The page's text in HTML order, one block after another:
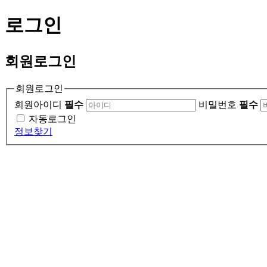
로그인
회원 로그인
회원로그인
회원아이디 필수 비밀번호 필수
자동로그인
정보찾기